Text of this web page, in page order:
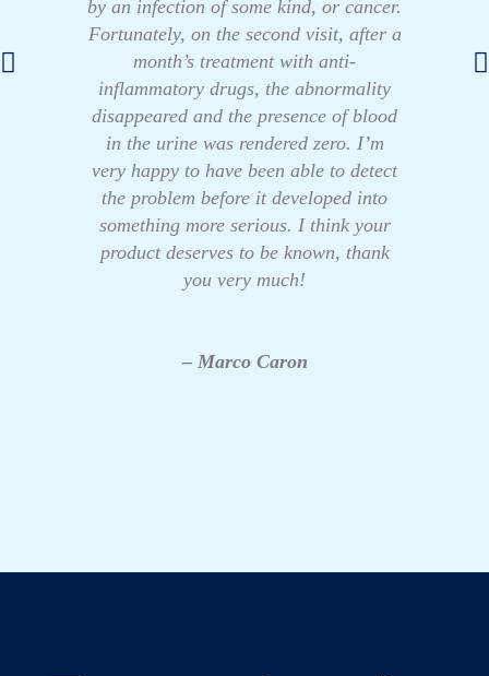
by an infection of some kind, or cancer.
Fortunately, on the second visit, after a
month’s treatment with anti-
inflammatory drugs, the abnormality
disappeared and the presence of blood
in the urine was rendered zero. I’m
very happy to have been able to detect
the problem before it developed into
something more serious. I think your
product deserves to be known, thank
you very much!
– Marco Caron